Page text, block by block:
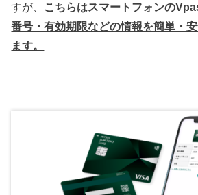
すが、 こちらはスマートフォンの
番号・有効期限などの情報を簡単・
ます。